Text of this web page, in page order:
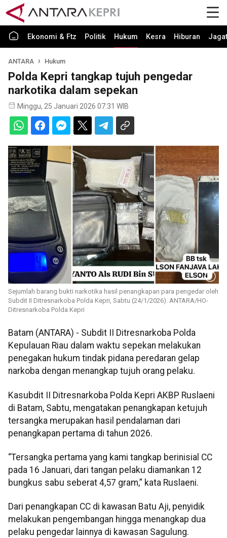
Ekonomi & Ftz Politik Hukum Kesra Hiburan Jagat
ANTARA Hukum
Polda Kepri tangkap tujuh pengedar
narkotika dalam sepekan
Minggu, 25 Januari 2026 07:31 WIB
Sejumlah barang bukti narkotika hasil penangkapan para pengedar oleh
Subdit II Ditresnarkoba Polda Kepri, Sabtu (24/1/2026). ANTARA/HO-
Ditresnarkoba Polda Kepri
Batam (ANTARA) - Subdit II Ditresnarkoba Polda
Kepulauan Riau dalam waktu sepekan melakukan
penegakan hukum tindak pidana peredaran gelap
narkoba dengan menangkap tujuh orang pelaku.
Kasubdit II Ditresnarkoba Polda Kepri AKBP Ruslaeni
di Batam, Sabtu, mengatakan penangkapan ketujuh
tersangka merupakan hasil pendalaman dari
penangkapan pertama di tahun 2026.
“Tersangka pertama yang kami tangkap berinisial CC
pada 16 Januari, dari tangan pelaku diamankan 12
bungkus sabu seberat 4,57 gram,” kata Ruslaeni.
Dari penangkapan CC di kawasan Batu Aji, penyidik
melakukan pengembangan hingga menangkap dua
pelaku pengedar lainnya di kawasan Sagulung.